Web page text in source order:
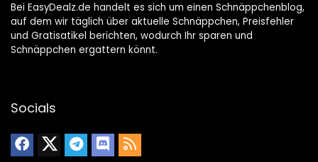
Bei EasyDealz.de handelt es sich um einen Schnäppchenblog,
auf dem wir täglich über aktuelle Schnäppchen, Preisfehler
und Gratisatikel berichten, wodurch Ihr sparen und
Schnäppchen ergattern könnt.
Socials